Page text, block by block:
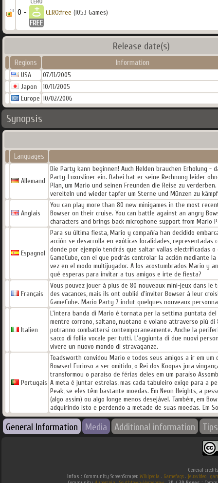
0 - CERO:free (1053 Games)
Release date(s)
Regions Information
USA
07/11/2005
Japon
10/11/2005
Europe 10/02/2006
Synopsis
Languages
Allemand
Die Party kann beginnen! Auch Helden brauchen Erholung
Party-Luxusliner ein. Dabei hat er seine Rechnung leider
Plan, um Mario und seinen Freunden die Reise zu
vereiteln und wieder tapfer um Sterne und Münzen zu
Anglais
You can play more than 80 new minigames in the most
Bowser on their cruise. You can battle against an angry
characters and brings back microphone support from Mario
Espagnol
Para su última fiesta, Mario y compañía han decidido
acción se desarrolla en exóticas localidades,
donde por ejemplo tendrás que saltar vallas electrificadas
GameCube, con el que podrás controlar la acción mediante
vez en el modo multijugador. A los acostumbrados Mario y
qué esperas para invitar a tus amigos e irte de fiesta?
Français
Vous pouvez jouer à plus de 80 nouveaux mini-jeux dans
des vacances, mais ils ont oublié d'inviter Bowser à leur
GameCube. Mario Party 7 inclut quelques nouveaux
Italien
L'intera banda di Mario è tornata per la settima puntata
mentre corrono, saltano, nuotano e volano attraverso più
potranno combattersi contemporaneamente. Anche la
sacco di follia vocale per tutti. L'aggiunta di due nuovi
vivere un nuovo mondo di stravaganze.
Portugais
Toadsworth convidou Mario e todos seus amigos a ir em
Bowser! Furioso a ser omitido, o Rei dos Koopas jura
transformou o paraíso de férias deles em um paraíso
A meta é juntar estrelas, mas cada tabuleiro exige para a
Peak, se eles têm bastante moedas. Em Neon Heights, a
(algo assim) ou algo longe menos desejável. Também, em
adquirindo isto e perdendo a metade de suas moedas. Em
General Information Media Additional information Tips
General
Infos : Community ScreenScraper. Wikipedia . Gamefaqs . jeuxvideo .